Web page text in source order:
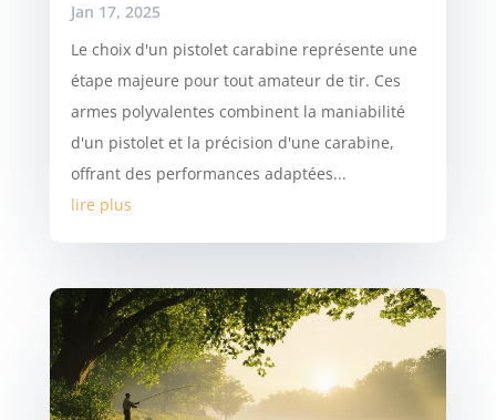
Jan 17, 2025
Le choix d'un pistolet carabine représente une
étape majeure pour tout amateur de tir. Ces
armes polyvalentes combinent la maniabilité
d'un pistolet et la précision d'une carabine,
offrant des performances adaptées...
lire plus